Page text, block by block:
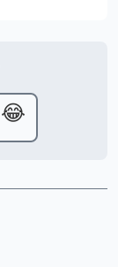
😂